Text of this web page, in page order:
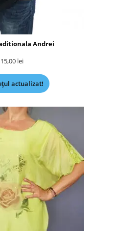
Andrei
lei
actualizat!